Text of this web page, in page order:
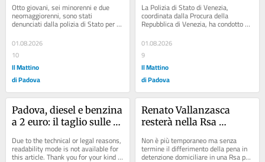
maranza, scattano i
Daspo urbani
Otto giovani, sei minorenni e due
neomaggiorenni, sono stati
denunciati dalla polizia di Stato per
tentata rapina in concorso dopo aver
accerchiato un...
01.08.2026
10
Il Mattino
di Padova
vittime
La Polizia di Stato di Venezia,
coordinata dalla Procura della
Repubblica di Venezia, ha condotto
un'operazione di polizia giudiziaria
contro una...
01.08.2026
9
Il Mattino
di Padova
Padova, diesel e benzina
a 2 euro: il taglio sulle
Due to the technical or legal reasons,
readability mode is not available for
this article. Thank you for your kind
Renato Vallanzasca
resterà nella Rsa
di tempo
Non è più temporaneo ma senza
termine il differimento della pena in
detenzione domiciliare in una Rsa per